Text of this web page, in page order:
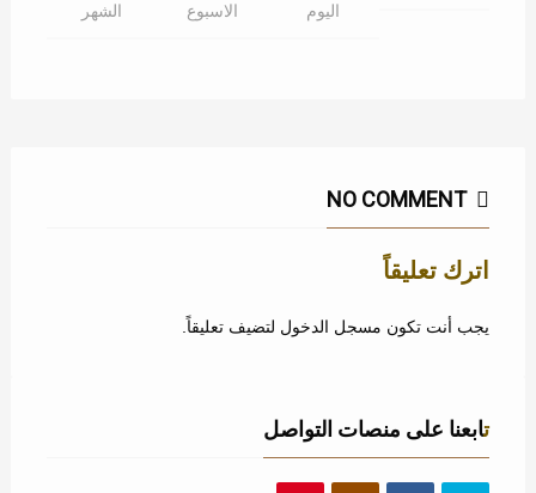
اليوم
الاسبوع
الشهر
NO COMMENT
اترك تعليقاً
يجب أنت تكون مسجل الدخول لتضيف تعليقاً.
تابعنا على منصات التواصل